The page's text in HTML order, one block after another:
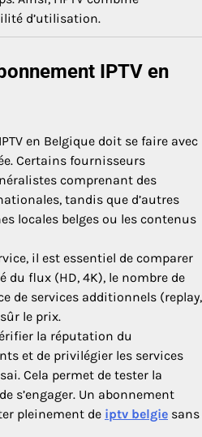
d’utilisation.
IPTV en
en Belgique doit se faire avec
Certains fournisseurs
comprenant des
tandis que d’autres
locales belges ou les contenus
il est essentiel de comparer
du flux (HD, 4K), le nombre de
de services additionnels (replay,
le prix.
la réputation du
et de privilégier les services
Cela permet de tester la
s’engager. Un abonnement
pleinement de iptv belgie sans